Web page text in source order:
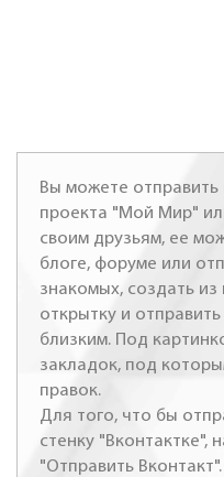
Вы можете отправить
проекта "Мой Мир"
своим друзьям, ее
блоге, форуме или
знакомых, создать
открытку и
близким. Под
закладок, под
правок.
Для того, что бы
стенку "Вконтактке",
"Отправить